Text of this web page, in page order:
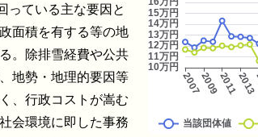
っている主な要因と
面積を有する等の地
。除排雪経費や公共
地勢・地理的要因等
、行政コストが嵩む
会環境に即した事務